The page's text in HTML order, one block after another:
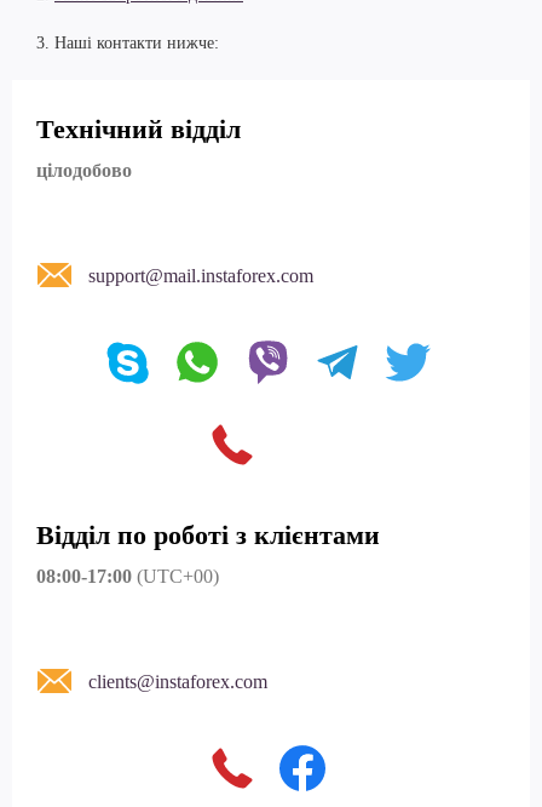
3. Наші контакти нижче:
Технічний відділ
цілодобово
support@mail.instaforex.com
Відділ по роботі з клієнтами
08:00-17:00 (UTC+00)
clients@instaforex.com